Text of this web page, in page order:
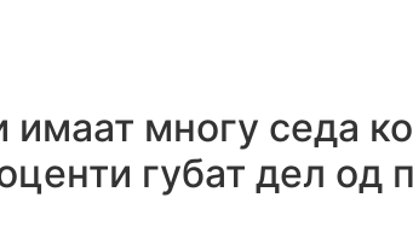
многу седа
губат дел од